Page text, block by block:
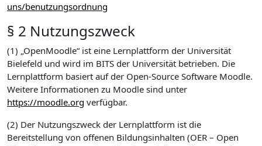
uns/benutzungsordnung
§ 2 Nutzungszweck
(1) „OpenMoodle“ ist eine Lernplattform der Universität
Bielefeld und wird im BITS der Universität betrieben. Die
Lernplattform basiert auf der Open-Source Software Moodle.
Weitere Informationen zu Moodle sind unter
https://moodle.org verfügbar.
(2) Der Nutzungszweck der Lernplattform ist die
Bereitstellung von offenen Bildungsinhalten (OER – Open